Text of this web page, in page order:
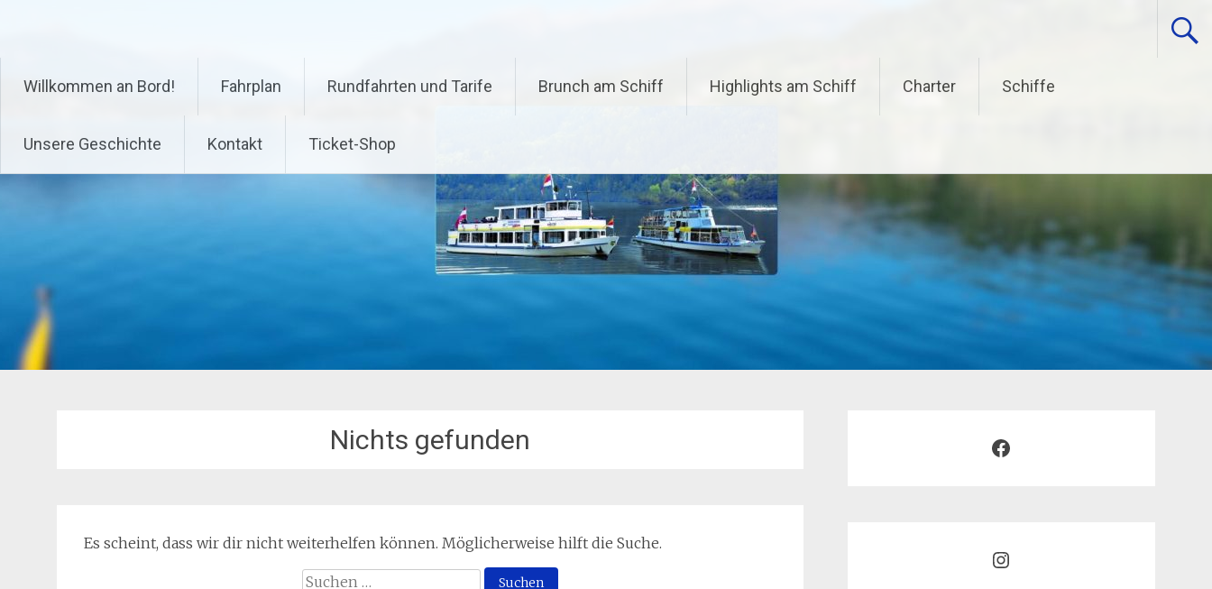
springen
Willkommen an Bord! Fahrplan Rundfahrten und Tarife Brunch am Schiff Highlights am Schiff Charter Schiffe
Unsere Geschichte Kontakt Ticket-Shop
Nichts gefunden
Es scheint, dass wir dir nicht weiterhelfen können. Möglicherweise hilft die Suche.
Suche
Facebook
Instagram